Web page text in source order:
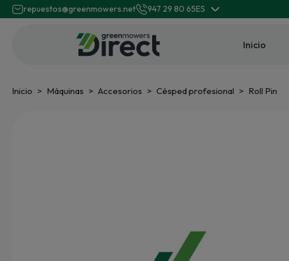
repuestos@greenmowers.net 947 29 80 65ES
Inicio
Inicio Máquinas Accesorios Césped profesional Roll Pin